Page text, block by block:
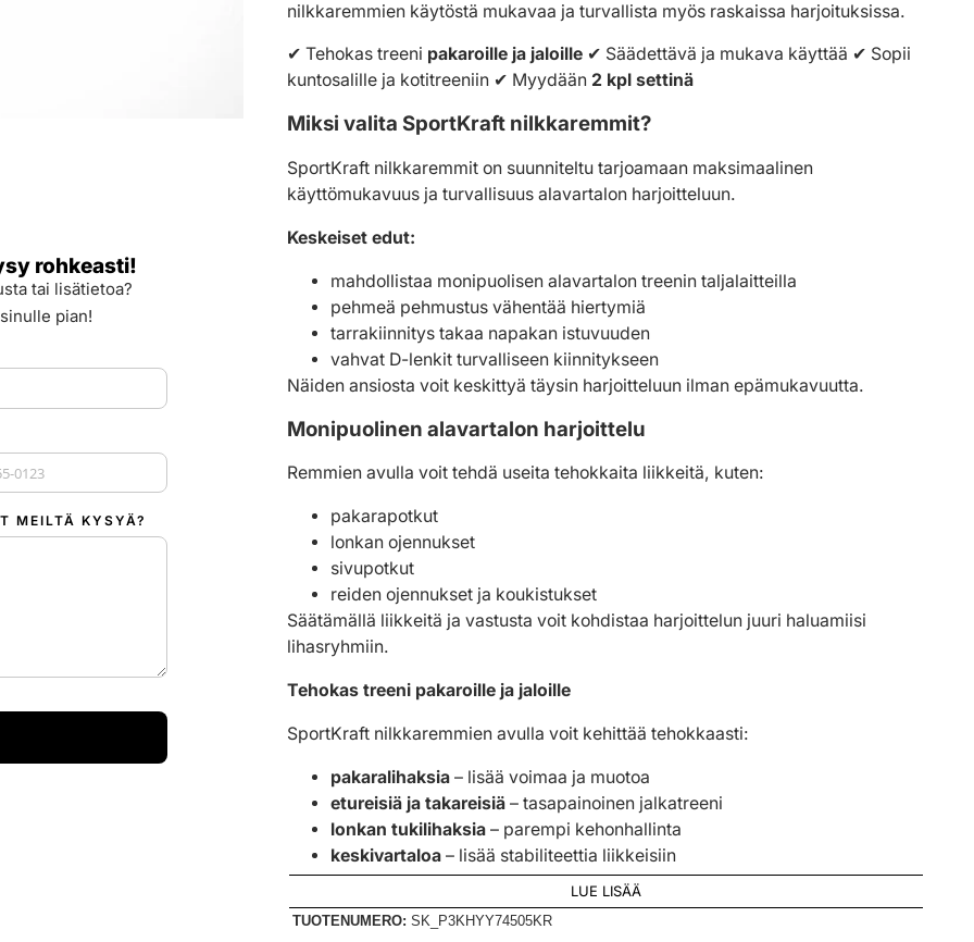
rohkeasti!
tai lisätietoa?
pian!
+1
MEILTÄ KYSYÄ?
nilkkaremmien käytöstä mukavaa ja turvallista myös raskaissa harjoituksissa.
✔ Tehokas treeni pakaroille ja jaloille ✔ Säädettävä ja mukava käyttää ✔ Sopii
kuntosalille ja kotitreeniin ✔ Myydään 2 kpl settinä
Miksi valita SportKraft nilkkaremmit?
SportKraft nilkkaremmit on suunniteltu tarjoamaan maksimaalinen
käyttömukavuus ja turvallisuus alavartalon harjoitteluun.
Keskeiset edut:
mahdollistaa monipuolisen alavartalon treenin taljalaitteilla
pehmeä pehmustus vähentää hiertymiä
tarrakiinnitys takaa napakan istuvuuden
vahvat D-lenkit turvalliseen kiinnitykseen
Näiden ansiosta voit keskittyä täysin harjoitteluun ilman epämukavuutta.
Monipuolinen alavartalon harjoittelu
Remmien avulla voit tehdä useita tehokkaita liikkeitä, kuten:
pakarapotkut
lonkan ojennukset
sivupotkut
reiden ojennukset ja koukistukset
Säätämällä liikkeitä ja vastusta voit kohdistaa harjoittelun juuri haluamiisi
lihasryhmiin.
Tehokas treeni pakaroille ja jaloille
SportKraft nilkkaremmien avulla voit kehittää tehokkaasti:
pakaralihaksia – lisää voimaa ja muotoa
etureisiä ja takareisiä – tasapainoinen jalkatreeni
lonkan tukilihaksia – parempi kehonhallinta
keskivartaloa – lisää stabiliteettia liikkeisiin
LUE LISÄÄ
TUOTENUMERO: SK_P3KHYY74505KR